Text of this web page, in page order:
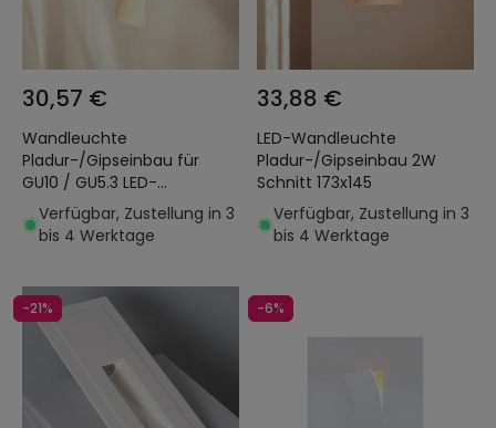
30,57 €
Wandleuchte
Pladur-/Gipseinbau für
GU10 / GU5.3 LED-
Glühbirnen Schnitt
353x103mm
Verfügbar, Zustellung in 3
bis 4 Werktage
33,88 €
LED-Wandleuchte
Pladur-/Gipseinbau 2W
Schnitt 173x145
Verfügbar, Zustellung in 3
bis 4 Werktage
-21% -6%